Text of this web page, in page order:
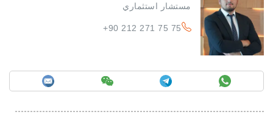
مستشار استثماري
+90 212 271 75 75